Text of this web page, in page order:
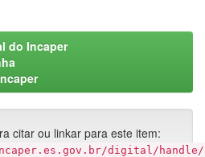
do Incaper
citar ou linkar para este item:
digital/handle/